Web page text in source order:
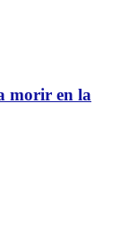
morir en la